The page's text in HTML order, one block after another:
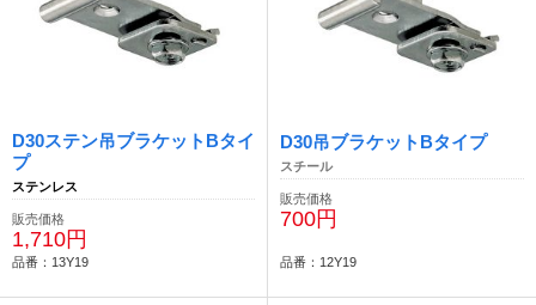
D30ステン吊ブラケットBタイ
プ
ステンレス
販売価格
1,710円
品番：13Y19
D30吊ブラケットBタイプ
スチール
販売価格
700円
品番：12Y19